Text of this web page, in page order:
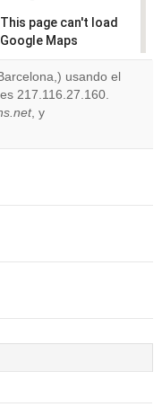
This page can't load
Google Maps
correctly.
Do you
own this
usando el
217.116.27.160.
, y